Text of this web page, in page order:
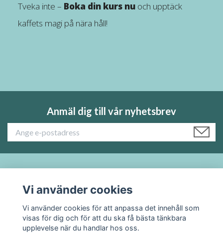
Tveka inte – Boka din kurs nuoch upptäck
kaffets magi på nära håll!
Anmäl dig till vår nyhetsbrev
Sociala medier
Vi använder cookies
Vi använder cookies för att anpassa det innehåll som
visas för dig och för att du ska få bästa tänkbara
upplevelse när du handlar hos oss.